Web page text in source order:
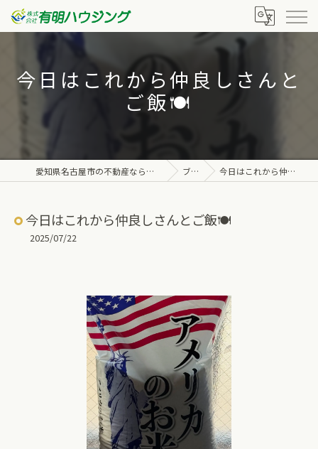
今日はこれから仲良しさんと
ご飯🍽️
愛知県名古屋市の不動産なら株式会社有明ハウジング ブログ 今日はこれから仲良しさんとご飯🍽️
今日はこれから仲良しさんとご飯🍽️
2025/07/22